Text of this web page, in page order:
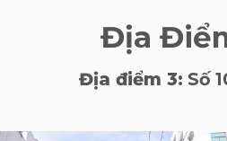
Địa
Địa điểm 3: Số